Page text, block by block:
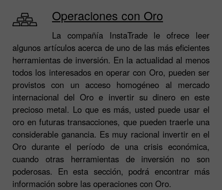
Operaciones con Oro
La compañía InstaTrade le ofrece leer
algunos artículos acerca de uno de las más eficientes
herramientas de inversión. En la actualidad al menos
todos los interesados en operar con Oro, pueden ser
provistos con un acceso homogéneo al mercado
internacional del Oro e invertir su dinero en este
precioso metal. Lo que es más, usted puede usar el
oro en futuras transacciones, que pueden traerle una
considerable ganancia. Es muy racional invertir en el
Oro durante el período de una crisis económica,
cuando otras herramientas de inversión no son
poderosas. En esta sección, podrá encontrar más
información sobre las operaciones con Oro.